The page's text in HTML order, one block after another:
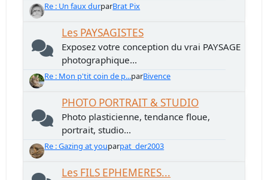
Re : Un faux durparBrat Pix
Les PAYSAGISTES
Exposez votre conception du vrai PAYSAGE
photographique...
Re : Mon p'tit coin de p...parBivence
PHOTO PORTRAIT & STUDIO
Photo plasticienne, tendance floue,
portrait, studio...
Re : Gazing at youparpat_der2003
Les FILS EPHEMERES...